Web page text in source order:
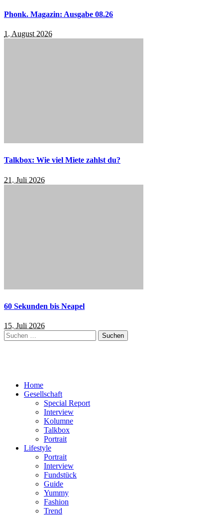
Phonk. Magazin: Ausgabe 08.26
1. August 2026
Talkbox: Wie viel Miete zahlst du?
21. Juli 2026
60 Sekunden bis Neapel
15. Juli 2026
Suchen
nach:
Home
Gesellschaft
Special Report
Interview
Kolumne
Talkbox
Portrait
Lifestyle
Portrait
Interview
Fundstück
Guide
Yummy
Fashion
Trend